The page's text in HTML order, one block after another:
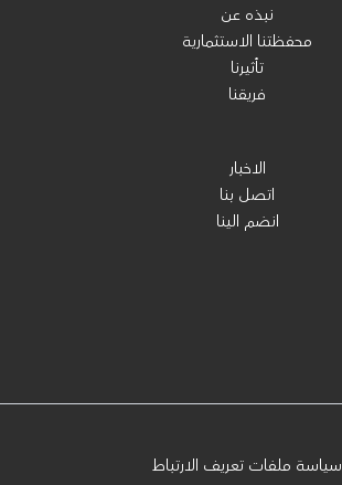
نبذه عن
محفظتنا الاستثمارية
تأثيرنا
فريقنا
الاخبار
اتصل بنا
انضم الينا
سياسة ملفات تعريف الارتباط